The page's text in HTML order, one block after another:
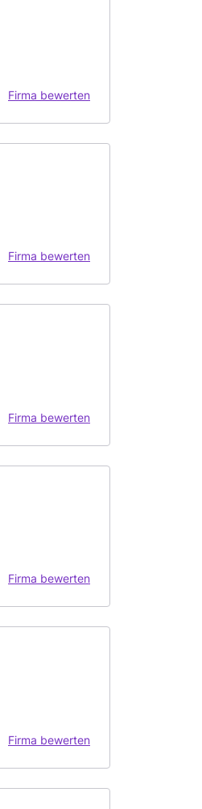
Firma bewerten
Firma bewerten
Firma bewerten
Firma bewerten
Firma bewerten